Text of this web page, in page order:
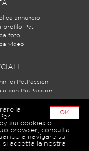
annuncio
profilo Pet
foto
video
di PetPassion
con PetPassion
OK
la
sui cookies o
browser, consulta
a navigare su
si accetta la nostra